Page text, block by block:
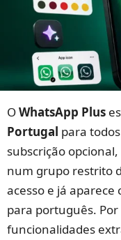
OWhatsApp Plus
Portugal para
subscrição
num grupo restrito
acesso e já aparece
para português.
funcionalidades